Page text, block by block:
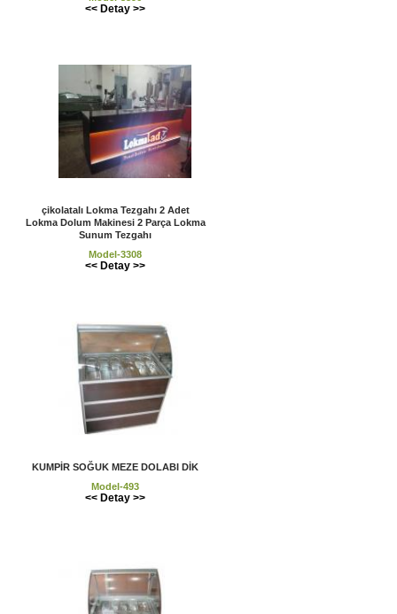
<< Detay >>
çikolatalı Lokma Tezgahı 2 Adet
Lokma Dolum Makinesi 2 Parça Lokma
Sunum Tezgahı
Model-3308
<< Detay >>
KUMPİR SOĞUK MEZE DOLABI DİK
Model-493
<< Detay >>